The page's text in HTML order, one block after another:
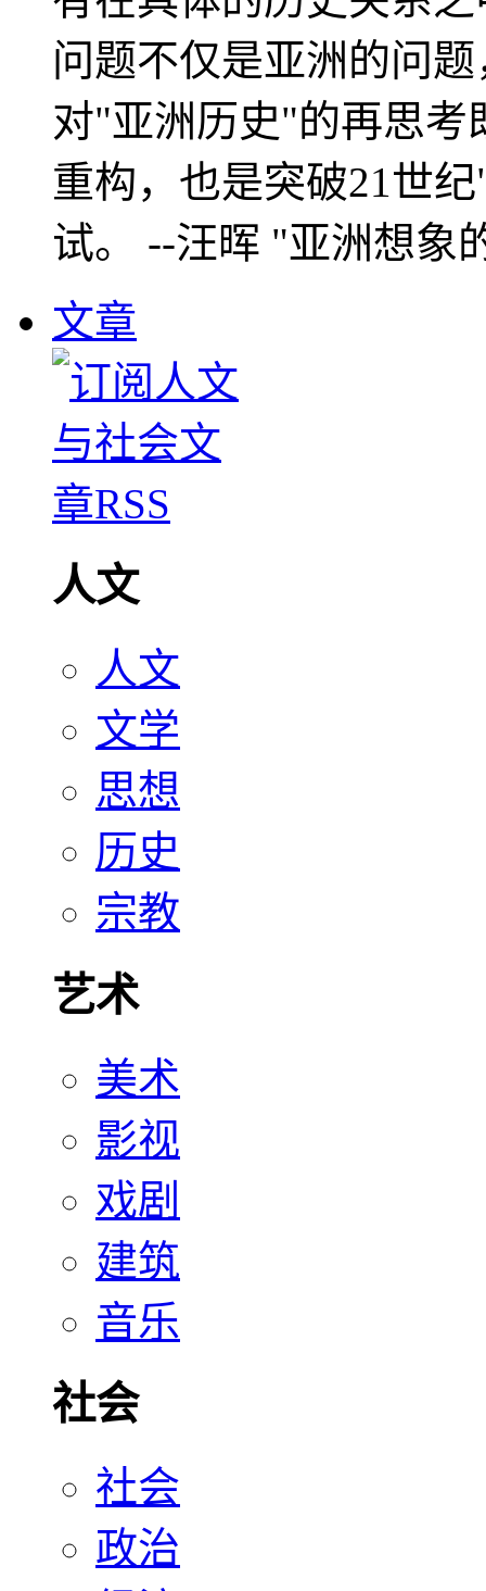
问题不仅是亚洲的问
对"亚洲历史"的再思考
重构，也是突破21世
试。 --汪晖 "亚洲想象
文章
人文
人文
文学
思想
历史
宗教
艺术
美术
影视
戏剧
建筑
音乐
社会
社会
政治